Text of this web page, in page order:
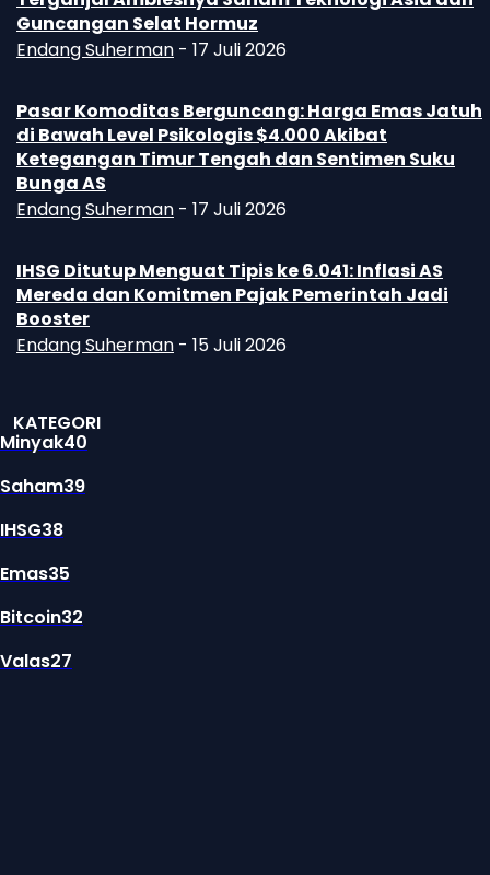
Guncangan Selat Hormuz
Endang Suherman - 17 Juli 2026
Pasar Komoditas Berguncang: Harga Emas Jatuh
di Bawah Level Psikologis $4.000 Akibat
Ketegangan Timur Tengah dan Sentimen Suku
Bunga AS
Endang Suherman - 17 Juli 2026
IHSG Ditutup Menguat Tipis ke 6.041: Inflasi AS
Mereda dan Komitmen Pajak Pemerintah Jadi
Booster
Endang Suherman - 15 Juli 2026
KATEGORI
Minyak40
Saham39
IHSG38
Emas35
Bitcoin32
Valas27